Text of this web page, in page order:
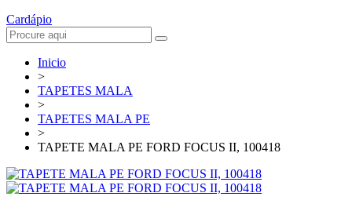
Cardápio
Inicio
>
TAPETES MALA
>
TAPETES MALA PE
>
TAPETE MALA PE FORD FOCUS II, 100418